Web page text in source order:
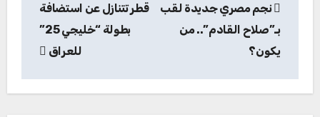
المقالات
نجم مصري جديدة لقب
بـ”صلاح القادم”.. من
يكون؟
قطر تتنازل عن استضافة
بطولة “خليجي 25”
للعراق